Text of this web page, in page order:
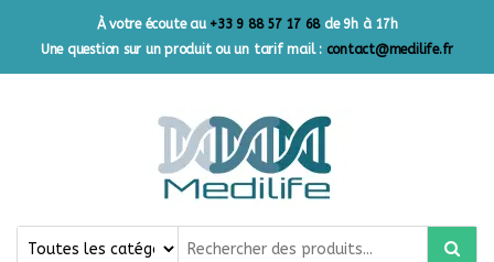
À votre écoute au +33 9 88 57 17 68de 9h à 17h
Une question sur un produit ou un tarif mail : contact@medilife.fr
Medilife France
Votre source de confiance